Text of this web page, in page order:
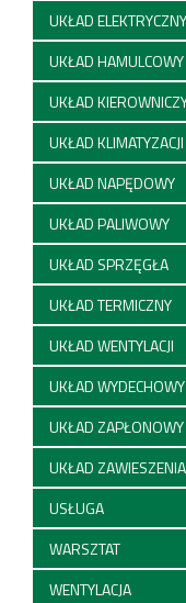
UKŁAD ELEKTRYCZNY
UKŁAD HAMULCOWY
UKŁAD
UKŁAD KLIMATYZACJI
UKŁAD NAPĘDOWY
UKŁAD PALIWOWY
UKŁAD SPRZĘGŁA
UKŁAD TERMICZNY
UKŁAD WENTYLACJI
UKŁAD WYDECHOWY
UKŁAD ZAPŁONOWY
UKŁAD ZAWIESZENIA
USŁUGA
WARSZTAT
WENTYLACJA